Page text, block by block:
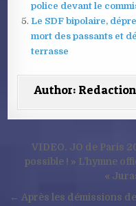
police devant le
Le SDF bipolaire,
mort des passants et
terrasse
Author: Redaction
Navigation
de
l’article
VIDEO. JO de Paris
possible ! » L’hymne
«
← Après les démissions